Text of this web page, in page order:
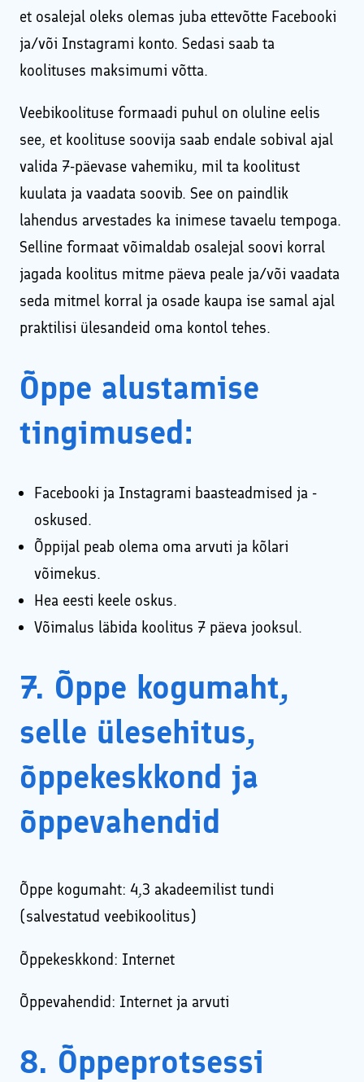
et osalejal oleks olemas juba ettevõtte Facebooki
ja/või Instagrami konto. Sedasi saab ta
koolituses maksimumi võtta.
Veebikoolituse formaadi puhul on oluline eelis
see, et koolituse soovija saab endale sobival ajal
valida 7-päevase vahemiku, mil ta koolitust
kuulata ja vaadata soovib. See on paindlik
lahendus arvestades ka inimese tavaelu tempoga.
Selline formaat võimaldab osalejal soovi korral
jagada koolitus mitme päeva peale ja/või vaadata
seda mitmel korral ja osade kaupa ise samal ajal
praktilisi ülesandeid oma kontol tehes.
Õppe alustamise
tingimused:
Facebooki ja Instagrami baasteadmised ja -
oskused.
Õppijal peab olema oma arvuti ja kõlari
võimekus.
Hea eesti keele oskus.
Võimalus läbida koolitus 7 päeva jooksul.
7. Õppe kogumaht,
selle ülesehitus,
õppekeskkond ja
õppevahendid
Õppe kogumaht: 4,3 akadeemilist tundi
(salvestatud veebikoolitus)
Õppekeskkond: Internet
Õppevahendid: Internet ja arvuti
8. Õppeprotsessi